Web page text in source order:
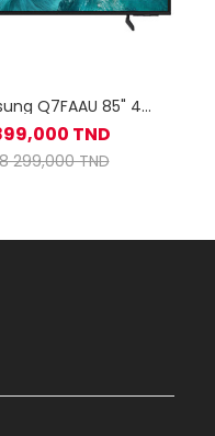
Q7FAAU 85" 4K
Smart Tv Noir
TND
299,000 TND